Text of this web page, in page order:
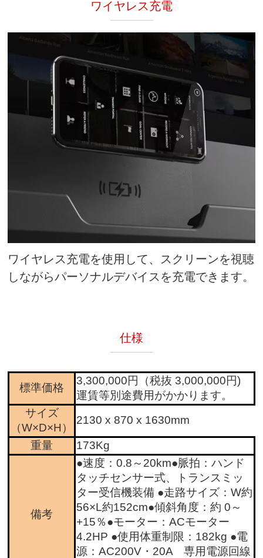
ワイヤレス充電
ワイヤレス充電を使用して、スクリーンを視聴
しながらパーソナルデバイスを充電できます。
仕様
標準価格
3,300,000円（税抜 3,000,000円)
運賃等別途費用がかかります。
サイズ
（W×D×H）
2130 x 870 x 1630mm
重量 173Kg
備考
●速度：0.8～20km●脈拍：ハンド
タッチセンサー式、トランスミッ
ター受信機装備 ●走路サイズ：W約
56×L約152cm●傾斜角度：約 0～
+15％●モーター：ACモーター
4.2HP ●使用体重制限：182kg ●電
源：AC200V・20A 専用電源回線